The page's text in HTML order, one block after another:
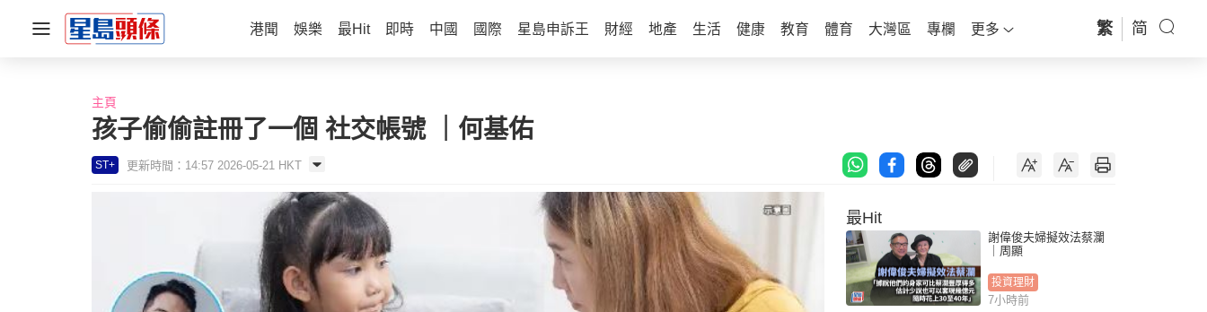
港聞 娛樂 最Hit 即時 中國 國際 星島申訴王 財經 地產 生活 健康 教育 體育 大灣區 專欄 更多 繁 简
主頁
孩子偷偷註冊了一個 社交帳號 ｜何基佑
ST+ 更新時間：14:57 2026-05-21 HKT
最Hit
謝偉俊夫婦擬效法蔡瀾
｜周顯
投資理財
7小時前